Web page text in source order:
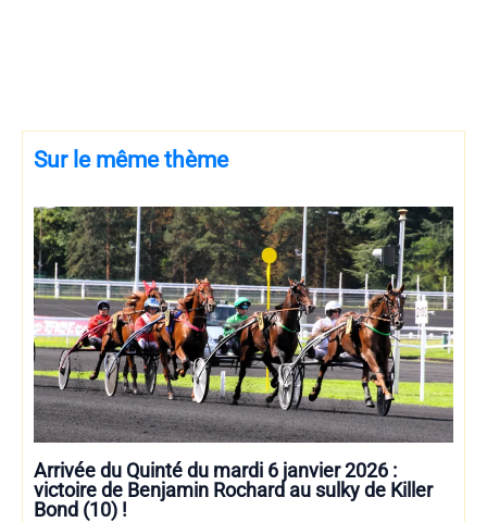
Sur le même thème
Arrivée du Quinté du mardi 6 janvier 2026 :
victoire de Benjamin Rochard au sulky de Killer
Bond (10) !